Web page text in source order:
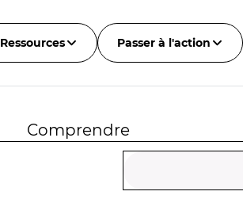
Ressources Passer à l'action
Comprendre